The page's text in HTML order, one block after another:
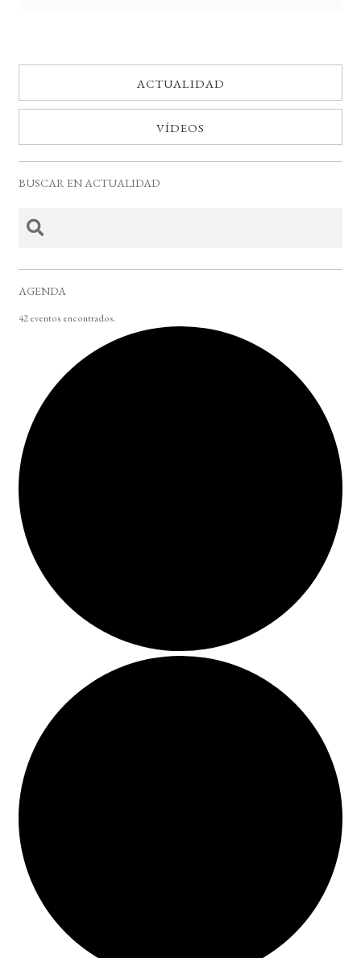
ACTUALIDAD
VÍDEOS
BUSCAR EN ACTUALIDAD
AGENDA
42 eventos encontrados.